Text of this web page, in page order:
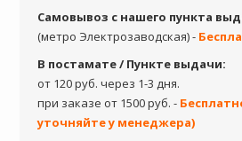
Самовывоз с нашего пункта
(метро Электрозаводская) -
В постамате / Пункте выдачи:
от 120 руб. через 1-3 дня.
при заказе от 1500 руб. -
уточняйте у менеджера)